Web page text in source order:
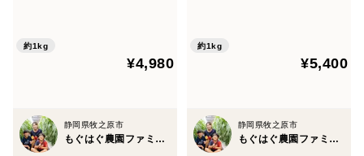
②自然解凍したとろろ汁をたっぷりかける
③ネギやわさびなど、お好みの薬味をかける
約1kg
¥4,980
静岡県牧之原市
もぐはぐ農園ファミリー
約1kg
¥5,400
静岡県牧之原市
もぐはぐ農園ファミリー